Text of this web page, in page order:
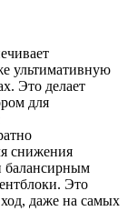
ультимативную
Это делает
для
снижения
балансирным
Это
даже на самых